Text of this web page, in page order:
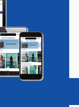
Vacatures